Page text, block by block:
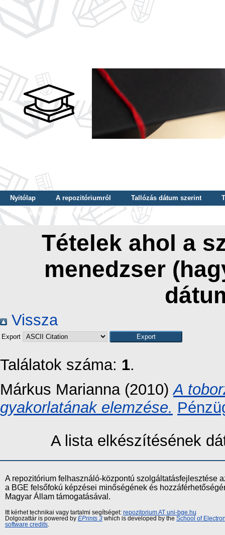
Nyitólap A repozitóriumról Tallózás dátum szerint
Tallózás szerző szerint
Tallózás nyelv szerint
Tételek ahol a
menedzser
Vissza
Export
Találatok száma: 1.
Márkus Marianna (2010)A
gyakorlatának elemzése.
A lista elkészítésének
A repozitórium felhasználó-központú szolgáltatásfejlesztése
a BGE felsőfokú képzései minőségének és
Magyar Állam támogatásával.
Itt kérhet technikai vagy tartalmi segítséget: repozitorium AT uni-bge.hu
Dolgozattár is powered by EPrints 3 which is developed by the School of
software credits